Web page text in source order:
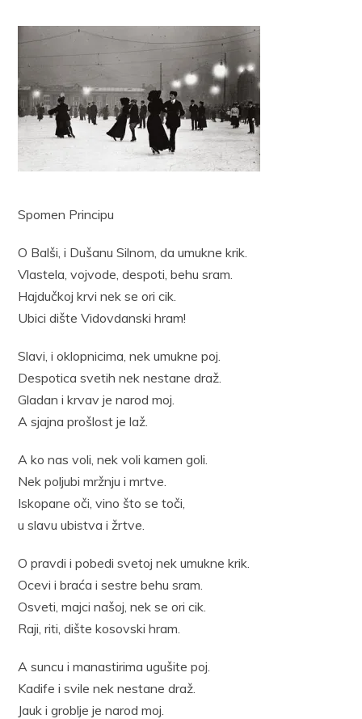
Spomen Principu
O Balši, i Dušanu Silnom, da umukne krik.
Vlastela, vojvode, despoti, behu sram.
Hajdučkoj krvi nek se ori cik.
Ubici dište Vidovdanski hram!
Slavi, i oklopnicima, nek umukne poj.
Despotica svetih nek nestane draž.
Gladan i krvav je narod moj.
A sjajna prošlost je laž.
A ko nas voli, nek voli kamen goli.
Nek poljubi mržnju i mrtve.
Iskopane oči, vino što se toči,
u slavu ubistva i žrtve.
O pravdi i pobedi svetoj nek umukne krik.
Ocevi i braća i sestre behu sram.
Osveti, majci našoj, nek se ori cik.
Raji, riti, dište kosovski hram.
A suncu i manastirima ugušite poj.
Kadife i svile nek nestane draž.
Jauk i groblje je narod moj.